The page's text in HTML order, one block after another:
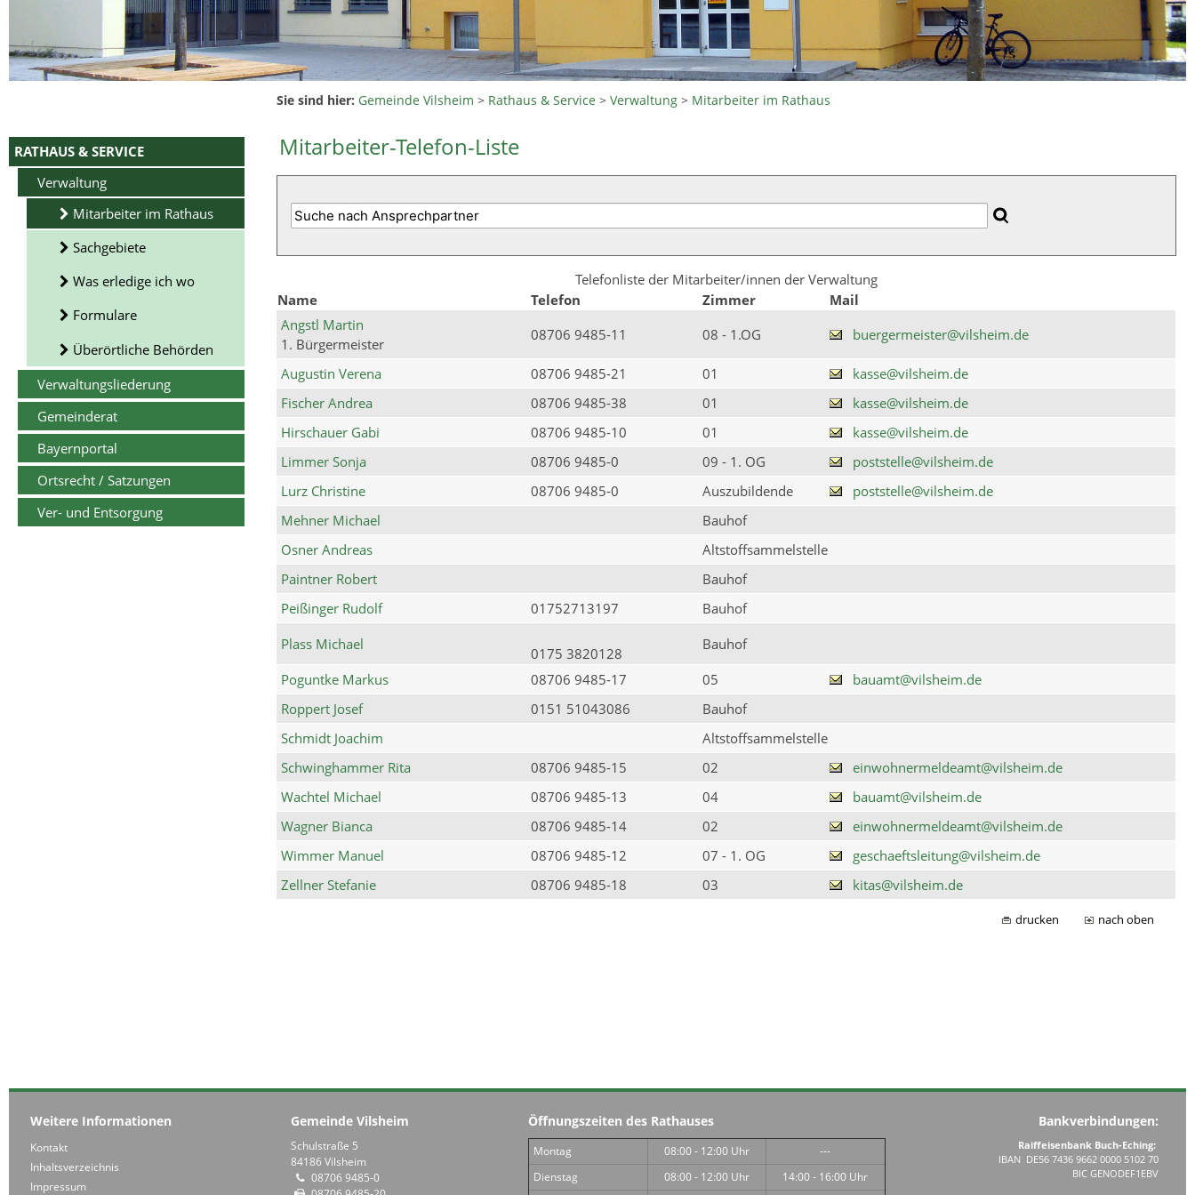
RATHAUS & SERVICE
Verwaltung
Mitarbeiter im Rathaus
Sachgebiete
Was erledige ich wo
Formulare
Überörtliche Behörden
Verwaltungsliederung
Gemeinderat
Bayernportal
Ortsrecht / Satzungen
Ver- und Entsorgung
Sie sind hier: Gemeinde Vilsheim > Rathaus & Service >Verwaltung > Mitarbeiter im Rathaus
Mitarbeiter-Telefon-Liste
Telefonliste der Mitarbeiter/innen der Verwaltung
Name
Telefon Zimmer
Mail
Angstl Martin
1. Bürgermeister
08706 9485-11 08 - 1.OG buergermeister@vilsheim.de
Augustin Verena 08706 9485-21 01
kasse@vilsheim.de
Fischer Andrea
08706 9485-38 01
kasse@vilsheim.de
Hirschauer Gabi
08706 9485-10 01
kasse@vilsheim.de
Limmer Sonja
08706 9485-0 09 - 1. OG
poststelle@vilsheim.de
Lurz Christine
08706 9485-0 Auszubildende
poststelle@vilsheim.de
Mehner Michael
Bauhof
Osner Andreas
Altstoffsammelstelle
Paintner Robert
Bauhof
Peißinger Rudolf
01752713197
Bauhof
Plass Michael
0175 3820128
Bauhof
Poguntke Markus
08706 9485-17 05
bauamt@vilsheim.de
Roppert Josef
0151 51043086
Bauhof
Schmidt Joachim
Altstoffsammelstelle
Schwinghammer Rita
08706 9485-15 02
einwohnermeldeamt@vilsheim.de
Wachtel Michael
08706 9485-13 04
bauamt@vilsheim.de
Wagner Bianca
08706 9485-14 02
einwohnermeldeamt@vilsheim.de
Wimmer Manuel
08706 9485-12 07 - 1. OG
geschaeftsleitung@vilsheim.de
Zellner Stefanie
08706 9485-18 03 kitas@vilsheim.de
drucken nach oben
Weitere Informationen
Kontakt
Inhaltsverzeichnis
Impressum
Gemeinde Vilsheim
Schulstraße 5
84186 Vilsheim
08706 9485-0
Öffnungszeiten des Rathauses
Montag 08:00 - 12:00 Uhr
---
Dienstag
08:00 - 12:00 Uhr
14:00 - 16:00 Uhr
Bankverbindungen:
Raiffeisenbank Buch-Eching:
IBAN DE56 7436 9662 0000 5102 70
BIC GENODEF1EBV